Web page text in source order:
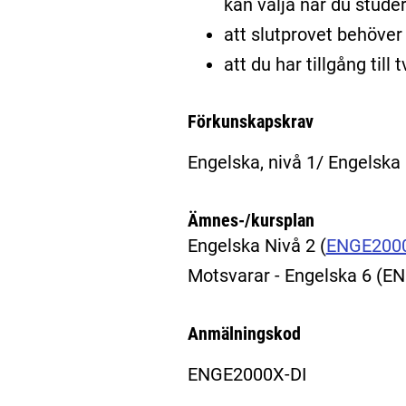
att slutprovet
att du har tillgång till
Förkunskapskrav
Engelska, nivå 1/ Engelska
Ämnes-/kursplan
Engelska Nivå 2 (
Motsvarar - Engelska 6
Anmälningskod
ENGE2000X-DI